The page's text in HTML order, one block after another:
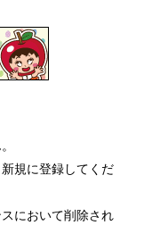
規に登録してくだ
において削除され